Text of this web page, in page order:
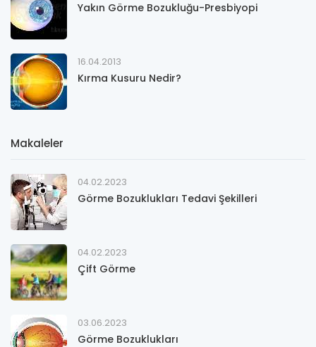
Yakın Görme Bozukluğu-Presbiyopi
16.04.2013
Kırma Kusuru Nedir?
Makaleler
04.02.2023
Görme Bozuklukları Tedavi Şekilleri
04.02.2023
Çift Görme
03.06.2023
Görme Bozuklukları